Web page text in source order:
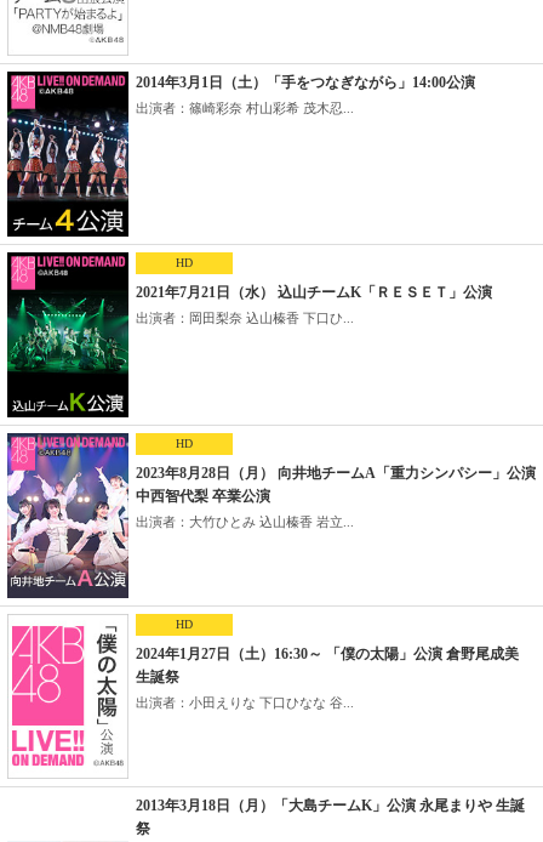
2014年3月1日（土）「手をつなぎながら」14:00公演
出演者：篠崎彩奈 村山彩希 茂木忍...
HD
2021年7月21日（水） 込山チームK「ＲＥＳＥＴ」公演
出演者：岡田梨奈 込山榛香 下口ひ...
HD
2023年8月28日（月） 向井地チームA「重力シンパシー」公演
中西智代梨 卒業公演
出演者：大竹ひとみ 込山榛香 岩立...
HD
2024年1月27日（土）16:30～ 「僕の太陽」公演 倉野尾成美
生誕祭
出演者：小田えりな 下口ひなな 谷...
2013年3月18日（月）「大島チームK」公演 永尾まりや 生誕
祭